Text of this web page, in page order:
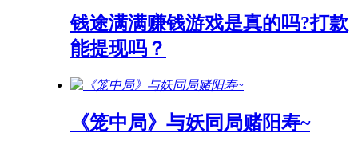
钱途满满赚钱游戏是真的吗?打款
能提现吗？
《笼中局》与妖同局赌阳寿~